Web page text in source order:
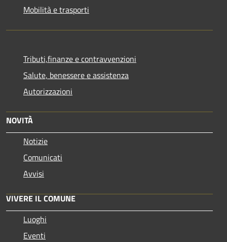
Mobilità e trasporti
Tributi,finanze e contravvenzioni
Salute, benessere e assistenza
Autorizzazioni
NOVITÀ
Notizie
Comunicati
Avvisi
VIVERE IL COMUNE
Luoghi
Eventi